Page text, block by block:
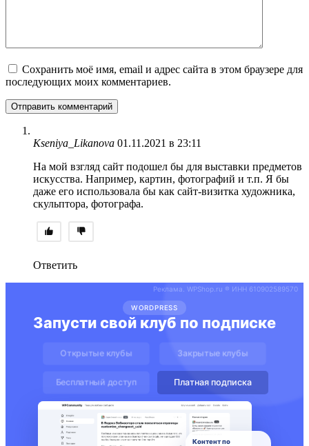
Сохранить моё имя, email и адрес сайта в этом браузере для
последующих моих комментариев.
Kseniya_Likanova 01.11.2021 в 23:11
На мой взгляд сайт подошел бы для выставки предметов
искусства. Например, картин, фотографий и т.п. Я бы
даже его использовала бы как сайт-визитка художника,
скульптора, фотографа.
Ответить